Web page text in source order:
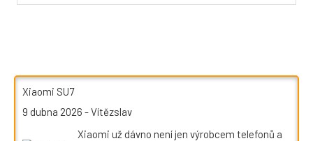
Xiaomi SU7
9 dubna 2026 -Vítězslav
Xiaomi už dávno není jen výrobcem telefonů a